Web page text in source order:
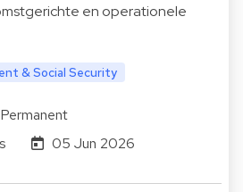
en operationele
& Social Security
Permanent
05 Jun 2026